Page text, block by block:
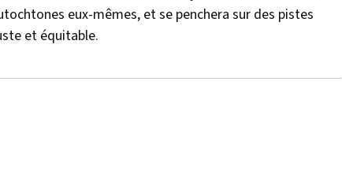
eux-mêmes, et se penchera sur des pistes
et équitable.